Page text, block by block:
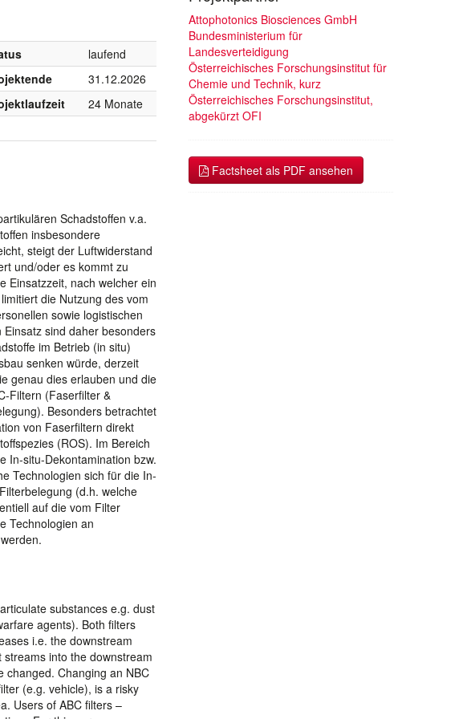
laufend
31.12.2026
24 Monate
Schadstoffen v.a.
insbesondere
steigt der Luftwiderstand
und/oder es kommt zu
Einsatzzeit, nach welcher ein
die Nutzung des vom
sowie logistischen
sind daher besonders
im Betrieb (in situ)
senken würde, derzeit
genau dies erlauben und die
Filtern (Faserfilter &
Besonders betrachtet
von Faserfiltern direkt
(ROS). Im Bereich
In-situ-Dekontamination bzw.
Technologien sich für die In-
(d.h. welche
auf die vom Filter
Technologien an
substances e.g. dust
agents). Both filters
i.e. the downstream
into the downstream
changed. Changing an NBC
(e.g. vehicle), is a risky
Users of ABC filters –
Attophotonics Biosciences GmbH
Bundesministerium für
Landesverteidigung
Österreichisches Forschungsinstitut für
Chemie und Technik, kurz
Österreichisches Forschungsinstitut,
abgekürzt OFI
Factsheet als PDF ansehen